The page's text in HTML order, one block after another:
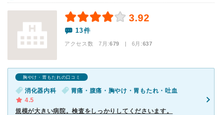
3.92
13件
アクセス数 7月:679 | 6月:637
胸やけ・胃もたれの口コミ
消化器内科
胃痛・腹痛・胸やけ・胃もたれ・吐血
4.5
規模が大きい病院。検査をしっかりしてくださいます。